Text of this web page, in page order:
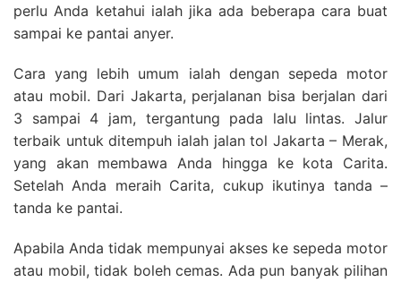
perlu Anda ketahui ialah jika ada beberapa cara buat
sampai ke pantai anyer.
Cara yang lebih umum ialah dengan sepeda motor
atau mobil. Dari Jakarta, perjalanan bisa berjalan dari
3 sampai 4 jam, tergantung pada lalu lintas. Jalur
terbaik untuk ditempuh ialah jalan tol Jakarta – Merak,
yang akan membawa Anda hingga ke kota Carita.
Setelah Anda meraih Carita, cukup ikutinya tanda –
tanda ke pantai.
Apabila Anda tidak mempunyai akses ke sepeda motor
atau mobil, tidak boleh cemas. Ada pun banyak pilihan